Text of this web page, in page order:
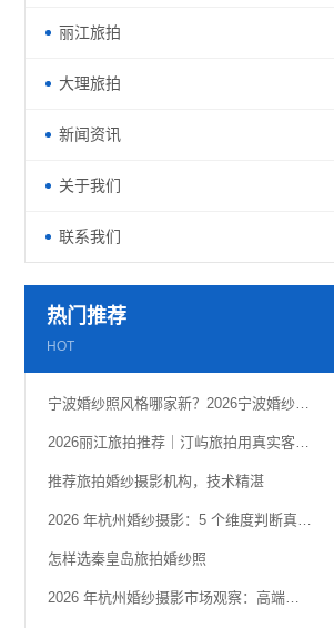
丽江旅拍
大理旅拍
新闻资讯
关于我们
联系我们
热门推荐
HOT
宁波婚纱照风格哪家新？2026宁波婚纱照老钱风带来的高级感
2026丽江旅拍推荐｜汀屿旅拍用真实客片定格雪山古城浪漫
推荐旅拍婚纱摄影机构，技术精湛
2026 年杭州婚纱摄影：5 个维度判断真实品质
怎样选秦皇岛旅拍婚纱照
2026 年杭州婚纱摄影市场观察：高端定制化趋势解析